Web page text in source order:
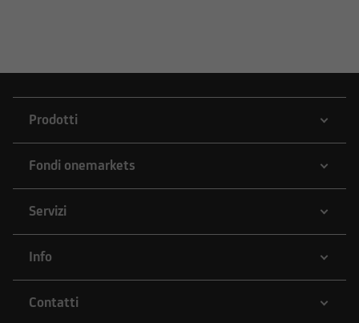
Prodotti
Fondi onemarkets
Servizi
Info
Contatti
investimento o di altra natura. Per gli strumenti
emessi o collocati da UniCredit Bank GmbH -
Succursale di Milano o da altre Società del
riferimento a quanto descritto in tema di
L'accesso alle informazioni e ai documenti
pubblicati sul Sito potrebbe essere precluso ai